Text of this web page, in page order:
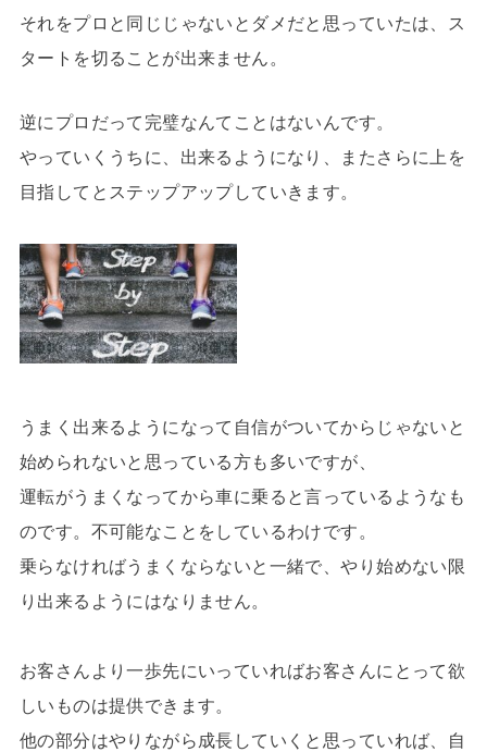
それをプロと同じじゃないとダメだと思っていたは、ス
タートを切ることが出来ません。
逆にプロだって完璧なんてことはないんです。
やっていくうちに、出来るようになり、またさらに上を
目指してとステップアップしていきます。
うまく出来るようになって自信がついてからじゃないと
始められないと思っている方も多いですが、
運転がうまくなってから車に乗ると言っているようなも
のです。不可能なことをしているわけです。
乗らなければうまくならないと一緒で、やり始めない限
り出来るようにはなりません。
お客さんより一歩先にいっていればお客さんにとって欲
しいものは提供できます。
他の部分はやりながら成長していくと思っていれば、自